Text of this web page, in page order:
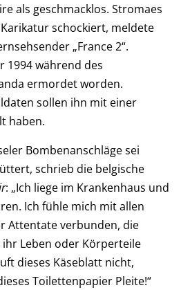
als geschmacklos. Stromaes
schockiert, meldete
„France 2“.
1994 während des
ermordet worden.
sollen ihn mit einer
haben.
Bombenanschläge sei
schrieb die belgische
: „Ich liege im Krankenhaus und
Ich fühle mich mit allen
Attentate verbunden, die
Leben oder Körperteile
dieses Käseblatt nicht,
Toilettenpapier Pleite!“